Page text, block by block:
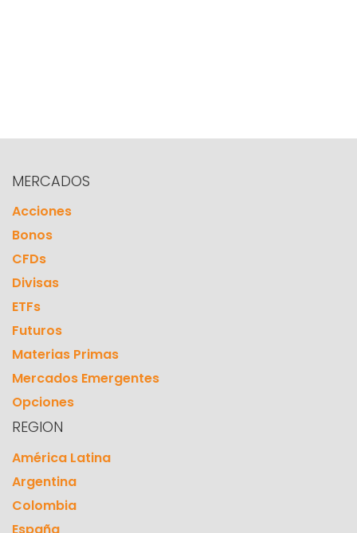
MERCADOS
Acciones
Bonos
CFDs
Divisas
ETFs
Futuros
Materias Primas
Mercados Emergentes
Opciones
REGION
América Latina
Argentina
Colombia
España